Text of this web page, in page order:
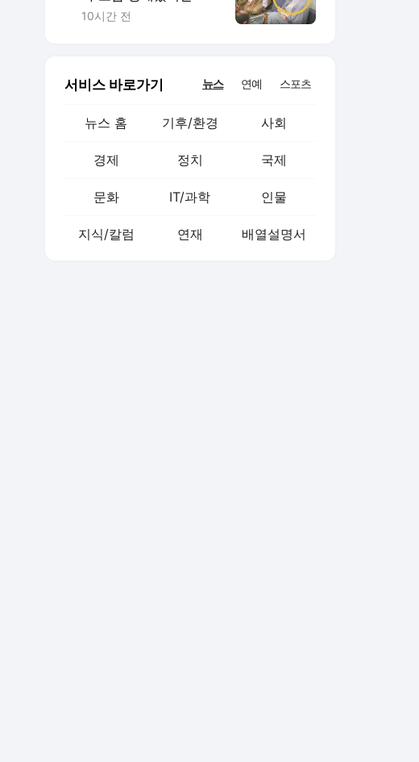
강 이상설 증폭[영상]
10시간 전
서비스 바로가기 뉴스 연예 스포츠
뉴스 홈 기후/환경 사회
경제 정치 국제
문화 IT/과학 인물
지식/칼럼 연재 배열설명서